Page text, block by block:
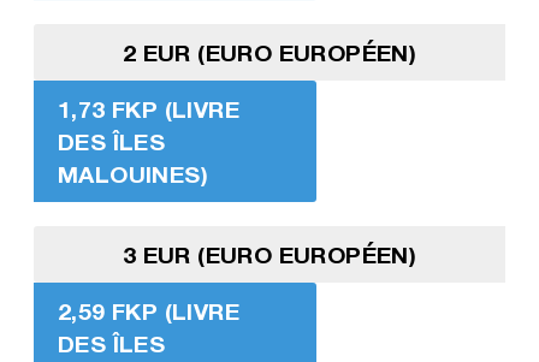
2 EUR (EURO EUROPÉEN)
1,73 FKP (LIVRE
DES ÎLES
MALOUINES)
3 EUR (EURO EUROPÉEN)
2,59 FKP (LIVRE
DES ÎLES